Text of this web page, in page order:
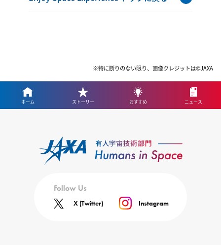
※特に断りのない限り、画像クレジットは©JAXA
ホーム ストーリー おすすめ ニュース
Follow Us
X (Twitter) Instagram